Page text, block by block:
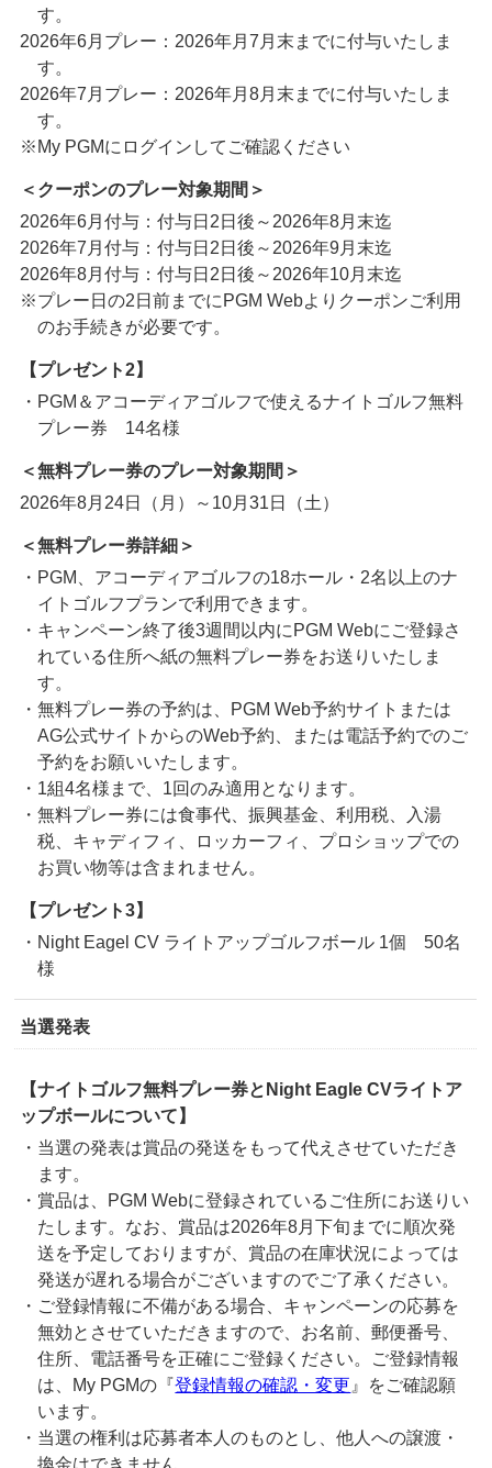
す。
2026年6月プレー：2026年月7月末までに付与いたしま
す。
2026年7月プレー：2026年月8月末までに付与いたしま
す。
※My PGMにログインしてご確認ください
＜クーポンのプレー対象期間＞
2026年6月付与：付与日2日後～2026年8月末迄
2026年7月付与：付与日2日後～2026年9月末迄
2026年8月付与：付与日2日後～2026年10月末迄
※プレー日の2日前までにPGM Webよりクーポンご利用
のお手続きが必要です。
【プレゼント2】
・PGM＆アコーディアゴルフで使えるナイトゴルフ無料
プレー券 14名様
＜無料プレー券のプレー対象期間＞
2026年8月24日（月）～10月31日（土）
＜無料プレー券詳細＞
・PGM、アコーディアゴルフの18ホール・2名以上のナ
イトゴルフプランで利用できます。
・キャンペーン終了後3週間以内にPGM Webにご登録さ
れている住所へ紙の無料プレー券をお送りいたしま
す。
・無料プレー券の予約は、PGM Web予約サイトまたは
AG公式サイトからのWeb予約、または電話予約でのご
予約をお願いいたします。
・1組4名様まで、1回のみ適用となります。
・無料プレー券には食事代、振興基金、利用税、入湯
税、キャディフィ、ロッカーフィ、プロショップでの
お買い物等は含まれません。
【プレゼント3】
・Night Eagel CV ライトアップゴルフボール 1個 50名
様
当選発表
【ナイトゴルフ無料プレー券とNight Eagle CVライトア
ップボールについて】
・当選の発表は賞品の発送をもって代えさせていただき
ます。
・賞品は、PGM Webに登録されているご住所にお送りい
たします。なお、賞品は2026年8月下旬までに順次発
送を予定しておりますが、賞品の在庫状況によっては
発送が遅れる場合がございますのでご了承ください。
・ご登録情報に不備がある場合、キャンペーンの応募を
無効とさせていただきますので、お名前、郵便番号、
住所、電話番号を正確にご登録ください。ご登録情報
は、My PGMの『登録情報の確認・変更』をご確認願
います。
・当選の権利は応募者本人のものとし、他人への譲渡・